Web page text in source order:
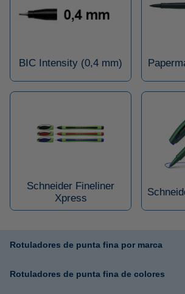
BIC Intensity (0,4 mm)
Schneider Fineliner
Xpress
Rotuladores de punta fina por marca
Rotuladores de punta fina de colores